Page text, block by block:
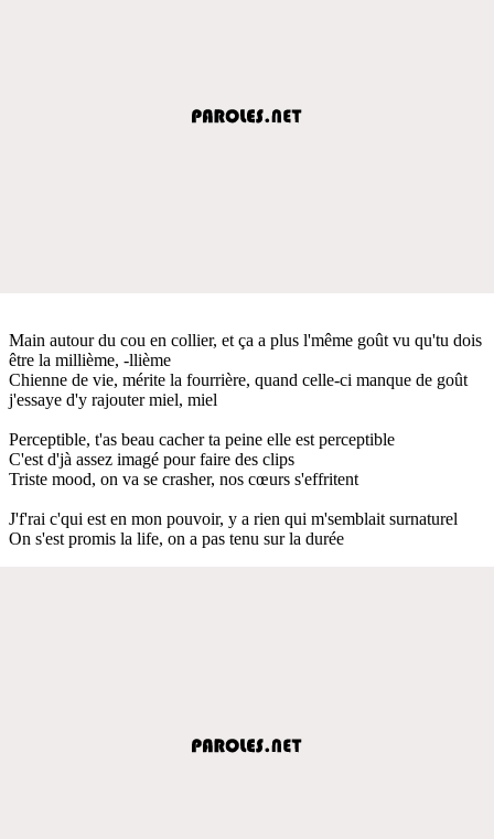
Main autour du cou en collier, et ça a plus l'même goût vu qu'tu dois
être la millième, -llième
Chienne de vie, mérite la fourrière, quand celle-ci manque de goût
j'essaye d'y rajouter miel, miel
Perceptible, t'as beau cacher ta peine elle est perceptible
C'est d'jà assez imagé pour faire des clips
Triste mood, on va se crasher, nos cœurs s'effritent
J'f'rai c'qui est en mon pouvoir, y a rien qui m'semblait surnaturel
On s'est promis la life, on a pas tenu sur la durée